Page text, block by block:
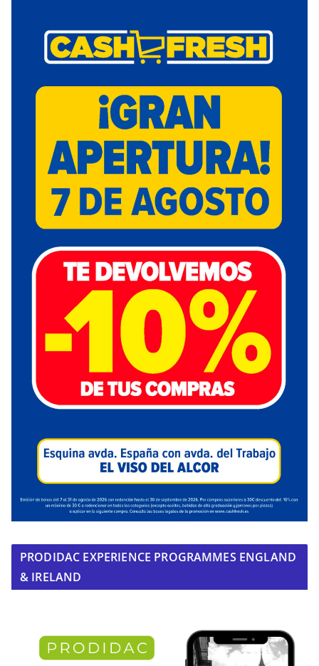
PRODIDAC EXPERIENCE PROGRAMMES ENGLAND
& IRELAND